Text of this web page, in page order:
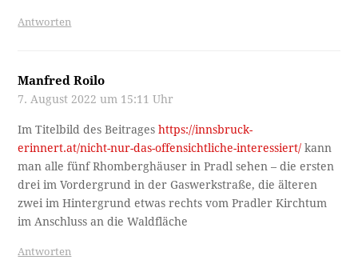
Antworten
Manfred Roilo
7. August 2022 um 15:11 Uhr
Im Titelbild des Beitrageshttps://innsbruck-
erinnert.at/nicht-nur-das-offensichtliche-interessiert/ kann
man alle fünf Rhomberghäuser in Pradl sehen – die ersten
drei im Vordergrund in der Gaswerkstraße, die älteren
zwei im Hintergrund etwas rechts vom Pradler Kirchtum
im Anschluss an die Waldfläche
Antworten